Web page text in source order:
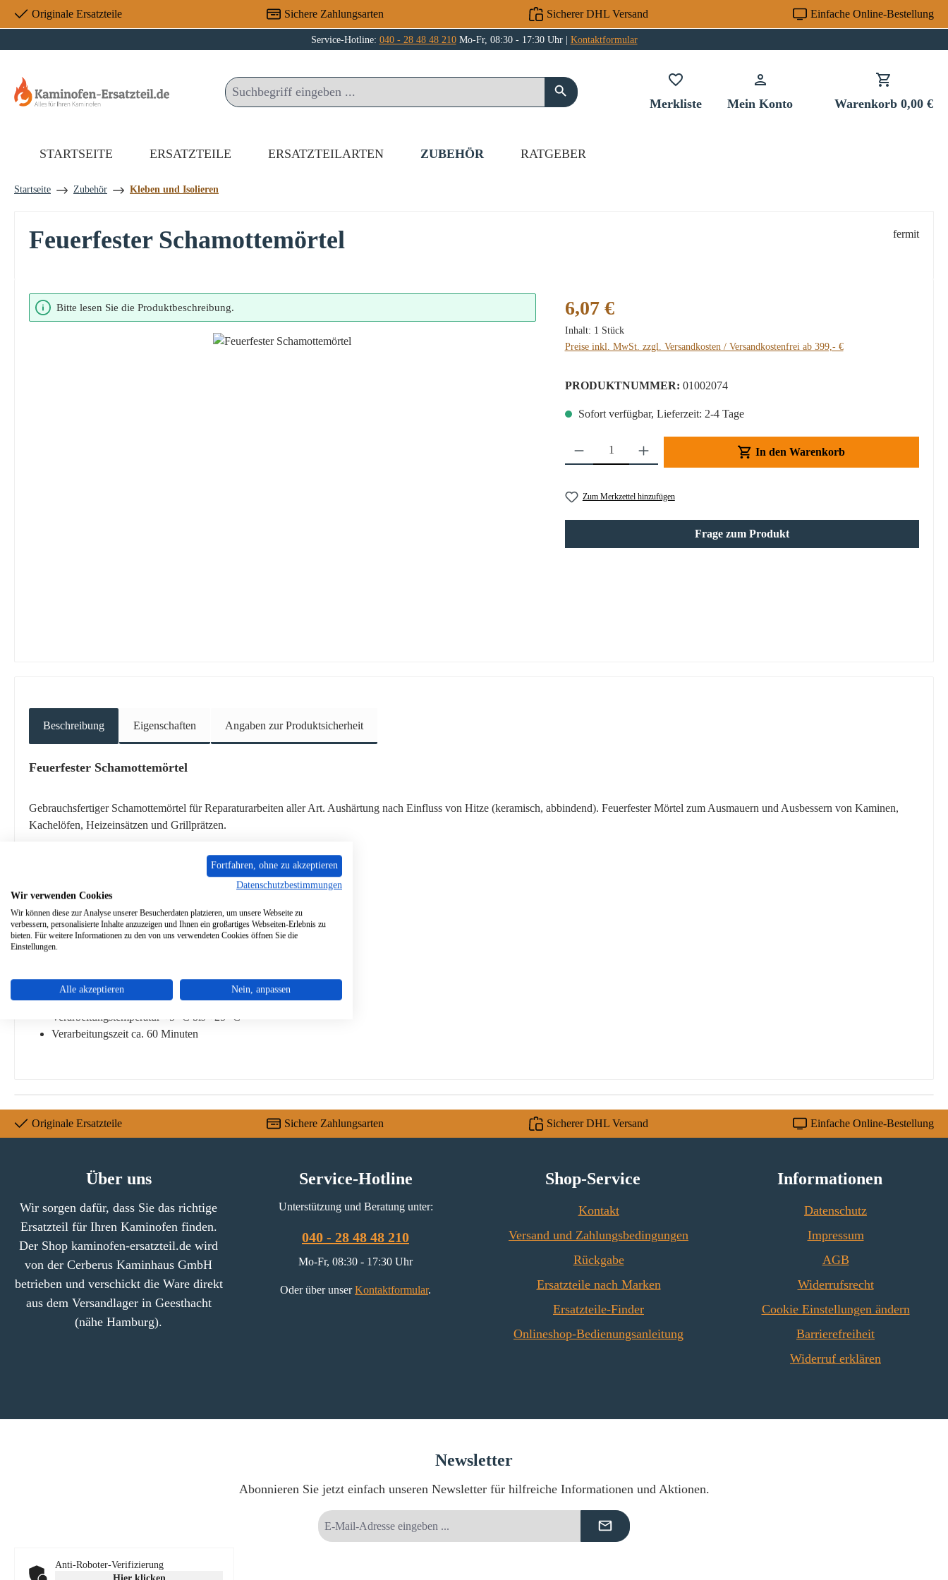
Hauptinhalt springen
Zur Suche springen
Zur Hauptnavigation springen
Originale Ersatzteile Sichere Zahlungsarten Sicherer DHL Versand Einfache Online-Bestellung
Service-Hotline: 040 - 28 48 48 210Mo-Fr, 08:30 - 17:30 Uhr | Kontaktformular
MerklisteDu hast 0 Produkte auf dem Merkzettel
Mein Konto Warenkorb 0,00 €
STARTSEITE ERSATZTEILE ERSATZTEILARTEN ZUBEHÖR RATGEBER
Startseite Zubehör Kleben und Isolieren
Feuerfester Schamottemörtel fermit
Bildergalerie überspringen
Bitte lesen Sie die Produktbeschreibung.
Regulärer Preis:
6,07 €
Inhalt: 1 Stück
Preise inkl. MwSt. zzgl. Versandkosten / Versandkostenfrei ab 399,- €
PRODUKTNUMMER: 01002074
Sofort verfügbar, Lieferzeit: 2-4 Tage
Produkt Anzahl: Gib den gewünschten Wert ein oder benutze die Schaltflächen um die Anzahl
In den Warenkorb
Zum Merkzettel hinzufügen
Frage zum Produkt
Beschreibung Eigenschaften Angaben zur Produktsicherheit
Feuerfester Schamottemörtel
Gebrauchsfertiger Schamottemörtel für Reparaturarbeiten aller Art. Aushärtung nach Einfluss von Hitze (keramisch, abbindend). Feuerfester Mörtel zum Ausmauern und Ausbessern von Kaminen,
Kachelöfen, Heizeinsätzen und Grillprätzen.
Inhalt 1 kg
für Reparaturen aller Art
für Innen und Außen geeignet
hohes Haftvermögen
nicht brennbar
feuerbeständig bis +1600 °C
Verarbeitungstemperatur +5 °C bis +25 °C
Verarbeitungszeit ca. 60 Minuten
Originale Ersatzteile Sichere Zahlungsarten Sicherer DHL Versand Einfache Online-Bestellung
Über uns
Wir sorgen dafür, dass Sie das richtige
Ersatzteil für Ihren Kaminofen finden.
Der Shop kaminofen-ersatzteil.de wird
von der Cerberus Kaminhaus GmbH
betrieben und verschickt die Ware direkt
aus dem Versandlager in Geesthacht
(nähe Hamburg).
Service-Hotline
Unterstützung und Beratung unter:
040 - 28 48 48 210
Mo-Fr, 08:30 - 17:30 Uhr
Oder über unserKontaktformular.
Shop-Service
Kontakt
Versand und Zahlungsbedingungen
Rückgabe
Ersatzteile nach Marken
Ersatzteile-Finder
Onlineshop-Bedienungsanleitung
Informationen
Datenschutz
Impressum
AGB
Widerrufsrecht
Cookie Einstellungen ändern
Barrierefreiheit
Widerruf erklären
Newsletter
Abonnieren Sie jetzt einfach unseren Newsletter für hilfreiche Informationen und Aktionen.
E-
Mail-
Anti-Roboter-Verifizierung
Fortfahren, ohne zu akzeptieren
Datenschutzbestimmungen
Wir verwenden Cookies
Wir können diese zur Analyse unserer Besucherdaten platzieren, um unsere Webseite zu
verbessern, personalisierte Inhalte anzuzeigen und Ihnen ein großartiges Webseiten-Erlebnis zu
bieten. Für weitere Informationen zu den von uns verwendeten Cookies öffnen Sie die
Einstellungen.
Alle akzeptieren Nein, anpassen